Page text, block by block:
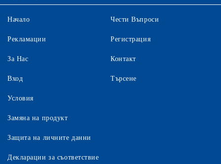
Начало
Рекламации
За Нас
Вход
Чести Въпроси
Регистрация
Контакт
Търсене
Условия
Замяна на продукт
Защита на личните данни
Декларации за съответствие